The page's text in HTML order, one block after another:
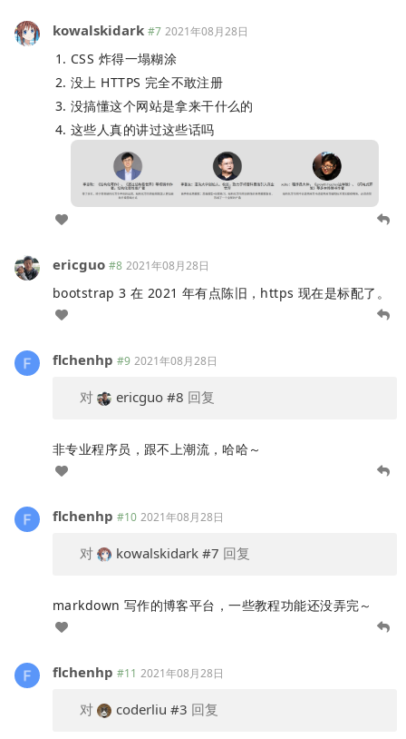
kowalskidark #7 2021年08月28日
CSS 炸得一塌糊涂
没上 HTTPS 完全不敢注册
没搞懂这个网站是拿来干什么的
这些人真的讲过这些话吗
ericguo #8 2021年08月28日
bootstrap 3 在 2021 年有点陈旧，https 现在是标配了。
flchenhp #9 2021年08月28日
对 ericguo #8 回复
非专业程序员，跟不上潮流，哈哈～
flchenhp #10 2021年08月28日
对 kowalskidark #7 回复
markdown 写作的博客平台，一些教程功能还没弄完～
flchenhp #11 2021年08月28日
对 coderliu #3 回复